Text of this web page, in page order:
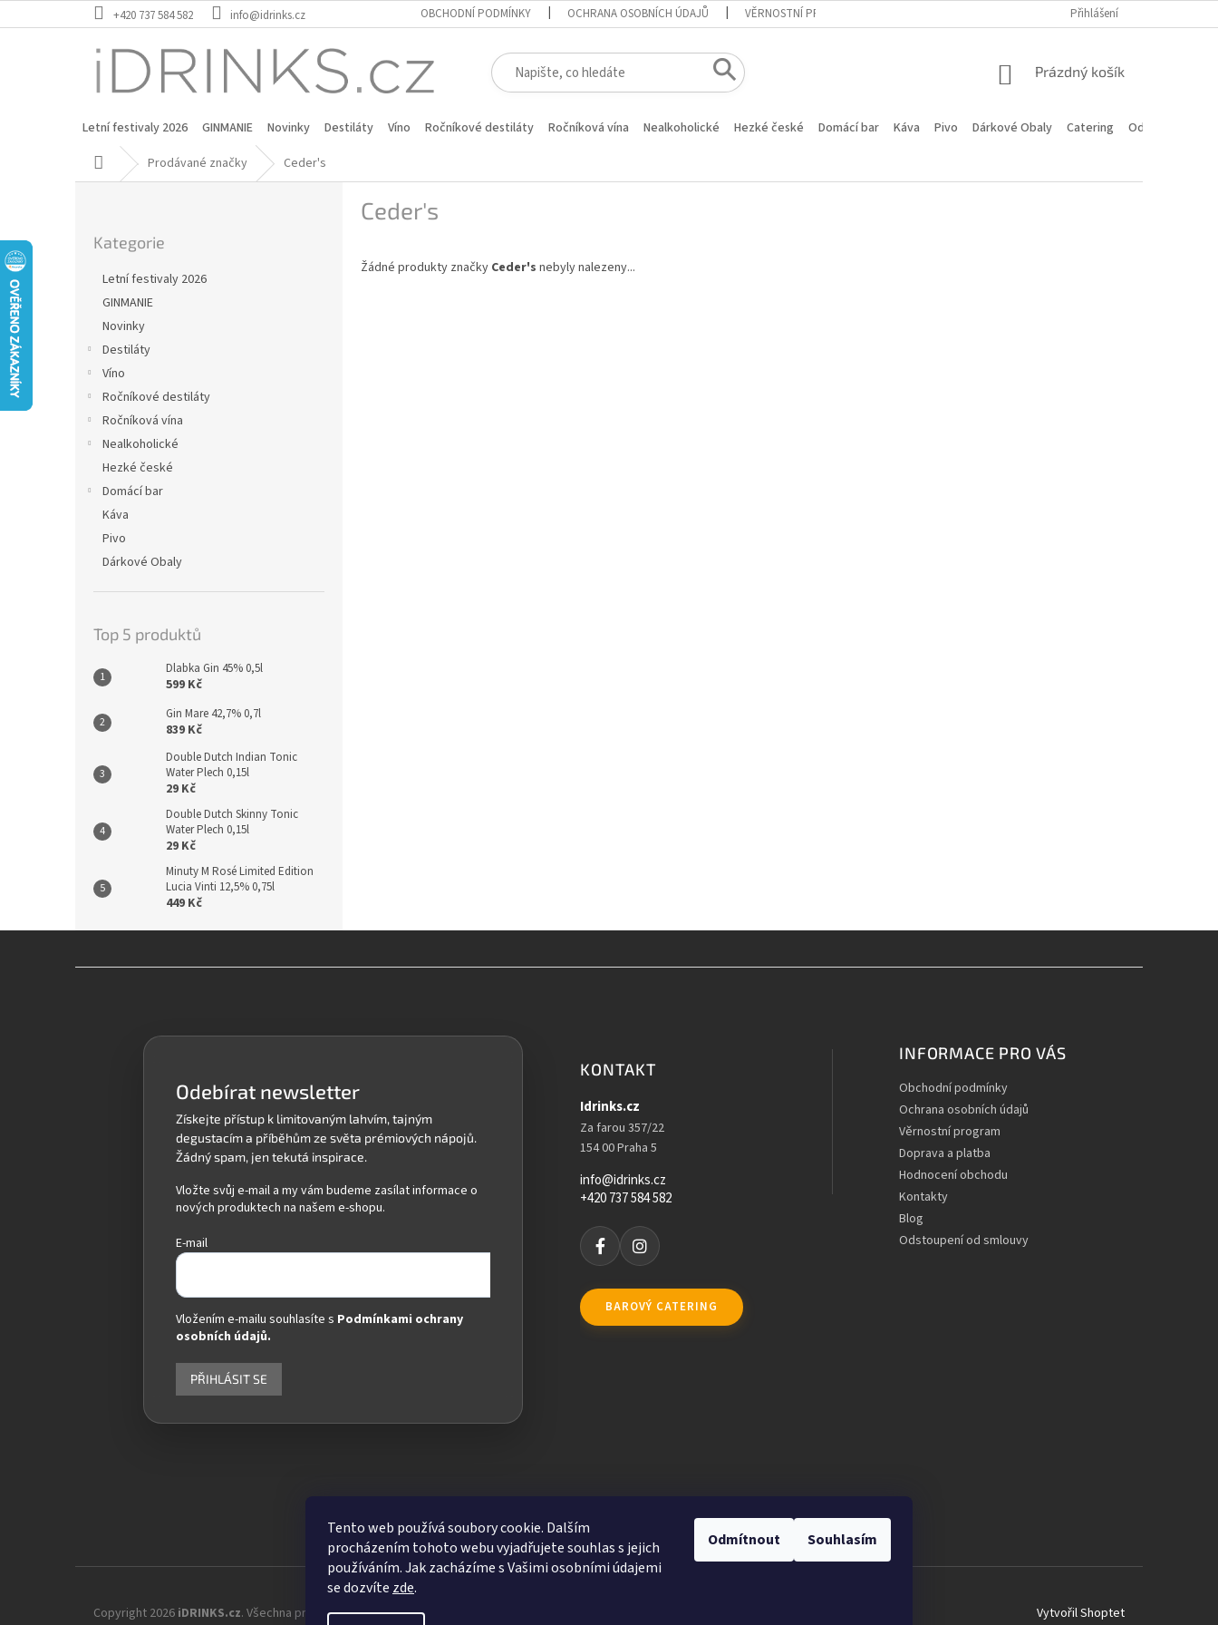
Tento web používá soubory cookie. Dalším
procházením tohoto webu vyjadřujete souhlas s jejich
používáním. Jak zacházíme s Vašimi osobními údajemi
se dozvíte zde.
Odmítnout Souhlasím
na
+420 737 584 582 info@idrinks.cz OBCHODNÍ PODMÍNKY OCHRANA OSOBNÍCH ÚDAJŮ VĚRNOSTNÍ PROGRAM HODNOCENÍ OBCHODU
Přihlášení
NÁKUPNÍ
Prázdný košík
Letní festivaly 2026 GINMANIE Novinky Destiláty Víno Ročníkové destiláty Ročníková vína Nealkoholické Hezké české Domácí bar Káva Pivo Dárkové Obaly Catering
Odstoupení od
Domů Prodávané značky Ceder's
kategorie
Kategorie
Letní festivaly 2026
GINMANIE
Novinky
Destiláty
Víno
Ročníkové destiláty
Ročníková vína
Nealkoholické
Hezké české
Domácí bar
Káva
Pivo
Dárkové Obaly
Top 5 produktů
Dlabka Gin 45% 0,5l
599 Kč
Gin Mare 42,7% 0,7l
839 Kč
Double Dutch Indian Tonic
Water Plech 0,15l
29 Kč
Double Dutch Skinny Tonic
Water Plech 0,15l
29 Kč
Minuty M Rosé Limited Edition
Lucia Vinti 12,5% 0,75l
449 Kč
Ceder's
Žádné produkty značky Ceder's nebyly nalezeny...
Odebírat newsletter
Vložte svůj e-mail a my vám budeme zasílat informace o
nových produktech na našem e-shopu.
E-mail
Vložením e-mailu souhlasíte s Podmínkami ochrany
osobních údajů.
PŘIHLÁSIT SE
KONTAKT
Idrinks.cz
Za farou 357/22
154 00 Praha 5
info@idrinks.cz
+420 737 584 582
BAROVÝ CATERING
INFORMACE PRO VÁS
Obchodní podmínky
Ochrana osobních údajů
Věrnostní program
Doprava a platba
Hodnocení obchodu
Kontakty
Blog
Odstoupení od smlouvy
Vytvořil Shoptet
Copyright 2026 iDRINKS.cz. Všechna práva vyhrazena.Upravit nastavení cookies